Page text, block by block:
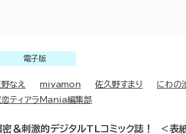
電子版
なえ miyamon 佐久野すまり にわの
恋ティアラMania編集部
密＆刺激的デジタルTLコミック誌！ ＜表